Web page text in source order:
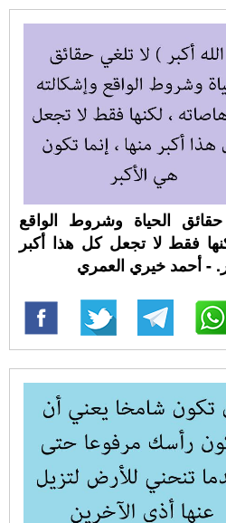
الحياة وشروط الواقع
فقط لا تجعل كل هذا أكبر
- أحمد خيري العمري